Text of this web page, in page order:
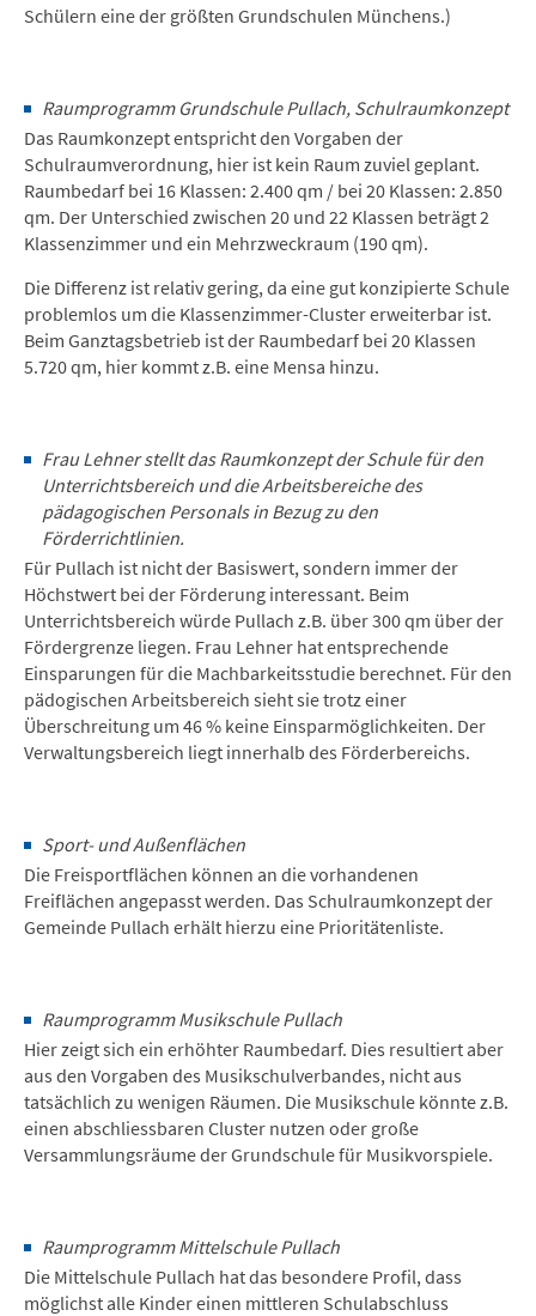
Schülern eine der größten Grundschulen Münchens.)
Raumprogramm Grundschule Pullach, Schulraumkonzept
Das Raumkonzept entspricht den Vorgaben der
Schulraumverordnung, hier ist kein Raum zuviel geplant.
Raumbedarf bei 16 Klassen: 2.400 qm / bei 20 Klassen: 2.850
qm. Der Unterschied zwischen 20 und 22 Klassen beträgt 2
Klassenzimmer und ein Mehrzweckraum (190 qm).
Die Differenz ist relativ gering, da eine gut konzipierte Schule
problemlos um die Klassenzimmer-Cluster erweiterbar ist.
Beim Ganztagsbetrieb ist der Raumbedarf bei 20 Klassen
5.720 qm, hier kommt z.B. eine Mensa hinzu.
Frau Lehner stellt das Raumkonzept der Schule für den
Unterrichtsbereich und die Arbeitsbereiche des
pädagogischen Personals in Bezug zu den
Förderrichtlinien.
Für Pullach ist nicht der Basiswert, sondern immer der
Höchstwert bei der Förderung interessant. Beim
Unterrichtsbereich würde Pullach z.B. über 300 qm über der
Fördergrenze liegen. Frau Lehner hat entsprechende
Einsparungen für die Machbarkeitsstudie berechnet. Für den
pädogischen Arbeitsbereich sieht sie trotz einer
Überschreitung um 46 % keine Einsparmöglichkeiten. Der
Verwaltungsbereich liegt innerhalb des Förderbereichs.
Sport- und Außenflächen
Die Freisportflächen können an die vorhandenen
Freiflächen angepasst werden. Das Schulraumkonzept der
Gemeinde Pullach erhält hierzu eine Prioritätenliste.
Raumprogramm Musikschule Pullach
Hier zeigt sich ein erhöhter Raumbedarf. Dies resultiert aber
aus den Vorgaben des Musikschulverbandes, nicht aus
tatsächlich zu wenigen Räumen. Die Musikschule könnte z.B.
einen abschliessbaren Cluster nutzen oder große
Versammlungsräume der Grundschule für Musikvorspiele.
Raumprogramm Mittelschule Pullach
Die Mittelschule Pullach hat das besondere Profil, dass
möglichst alle Kinder einen mittleren Schulabschluss